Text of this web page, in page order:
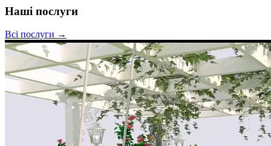
Наші послуги
Всі послуги →